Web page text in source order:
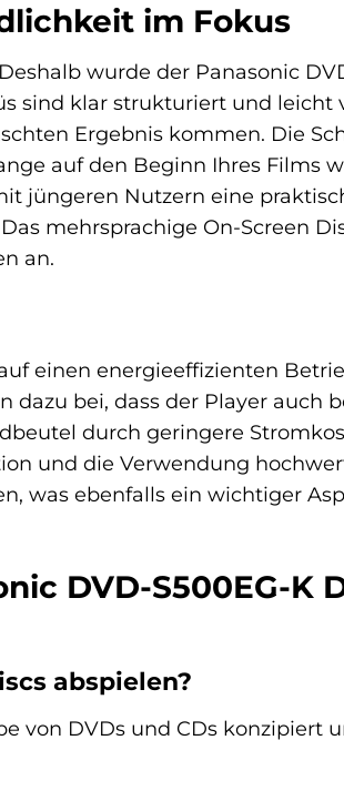
im Fokus
wurde der Panasonic
sind klar strukturiert und leicht
Ergebnis kommen. Die
auf den Beginn Ihres Films
jüngeren Nutzern eine
mehrsprachige On-Screen
an.
einen energieeffizienten
bei, dass der Player auch
durch geringere
und die Verwendung
was ebenfalls ein wichtiger
DVD-S500EG-K
abspielen?
von DVDs und CDs konzipiert